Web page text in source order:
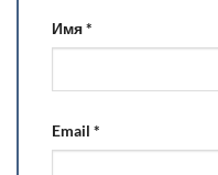
Имя*
Email *